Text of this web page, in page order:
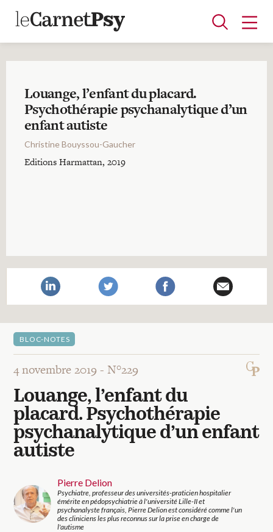
Articles
A la une
Adolescence
Dispositif
Enfance
Périnatalité
Psychanalyse
Psychopathologie
Soin
Dossiers
Recherches
Colloque
Mon panier
Mon compte
Louange, l’enfant du placard.
Psychothérapie psychanalytique d’un
enfant autiste
Christine Bouyssou-Gaucher
Editions Harmattan, 2019
BLOC-NOTES
4 novembre 2019 -N°229
Louange, l’enfant du
placard. Psychothérapie
psychanalytique d’un enfant
autiste
Pierre Delion
Psychiatre, professeur des universités-praticien hospitalier
émérite en pédopsychiatrie à l'université Lille-II et
psychanalyste français, Pierre Delion est considéré comme l'un
des cliniciens les plus reconnus sur la prise en charge de
l'autisme